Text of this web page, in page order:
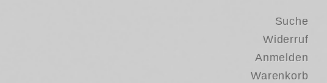
Suche
Widerruf
Anmelden
Warenkorb